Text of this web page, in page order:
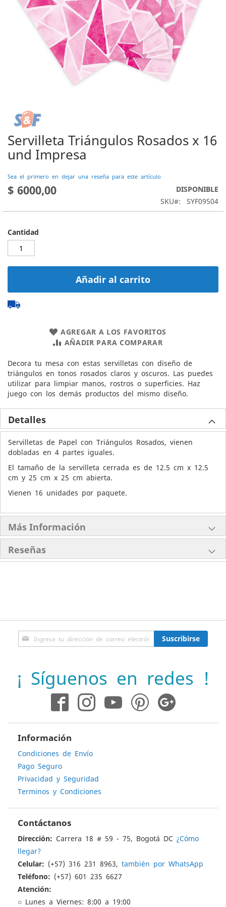
Servilleta Triángulos Rosados x 16
und Impresa
Sea el primero en dejar una reseña para este artículo
$ 6000,00 DISPONIBLE
SKU SYF09504
Cantidad
Añadir al carrito
AGREGAR A LOS FAVORITOS
AÑADIR PARA COMPARAR
Decora tu mesa con estas servilletas con diseño de
triángulos en tonos rosados claros y oscuros. Las puedes
utilizar para limpiar manos, rostros o superficies. Haz
juego con los demás productos del mismo diseño.
Saltar
comienzo
la
galería
Detalles
Servilletas de Papel con Triángulos Rosados, vienen
dobladas en 4 partes iguales.
El tamaño de la servilleta cerrada es de 12.5 cm x 12.5
cm y 25 cm x 25 cm abierta.
Vienen 16 unidades por paquete.
Más Información
Reseñas
Inscríbase
a
de
noticias:
Suscribirse
¡ Síguenos en redes !
Información
Condiciones de Envío
Pago Seguro
Privacidad y Seguridad
Terminos y Condiciones
Contáctanos
Dirección: Carrera 18 # 59 - 75, Bogotá DC ¿Cómo
llegar?
Celular: (+57) 316 231 8963, también por WhatsApp
Teléfono: (+57) 601 235 6627
Atención:
○ Lunes a Viernes: 8:00 a 19:00